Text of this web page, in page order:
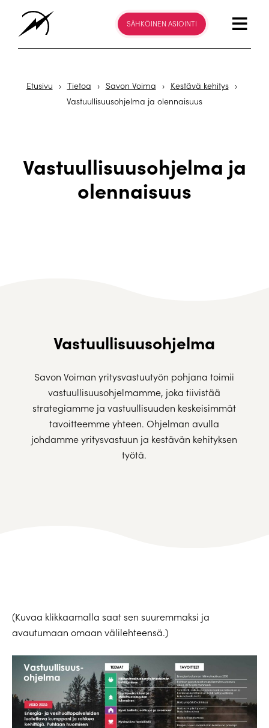
SÄHKÖINEN ASIOINTI
Etusivu › Tietoa › Savon Voima › Kestävä kehitys
›
Vastuullisuusohjelma ja olennaisuus
Vastuullisuusohjelma ja
olennaisuus
Vastuullisuusohjelma
Savon Voiman yritysvastuutyön pohjana toimii
vastuullisuusohjelmamme, joka tiivistää
strategiamme ja vastuullisuuden keskeisimmät
tavoitteemme yhteen. Ohjelman avulla
johdamme yritysvastuun ja kestävän kehityksen
työtä.
(Kuvaa klikkaamalla saat sen suuremmaksi ja
avautumaan omaan välilehteensä.)